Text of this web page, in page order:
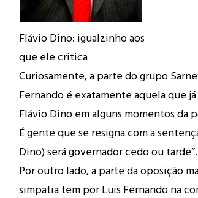
Flávio Dino: igualzinho aos
que ele critica
Curiosamente, a parte do grupo
Fernando é exatamente aquela que
Flávio Dino em alguns momentos da
É gente que se resigna com a
Dino) será governador cedo ou tarde”.
Por outro lado, a parte da oposição
simpatia tem por Luis Fernando na